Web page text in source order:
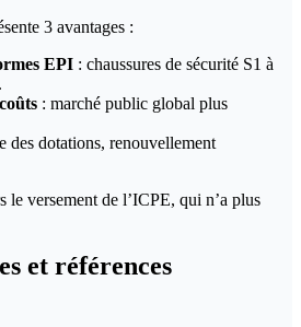
3 avantages :
EPI : chaussures de sécurité S1 à
: marché public global plus
des dotations, renouvellement
le versement de l’ICPE, qui n’a plus
et références